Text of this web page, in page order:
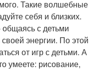
Такие волшебные
себя и близких.
с детьми
энергии. По этой
от игр с детьми. А
умеете: рисование,